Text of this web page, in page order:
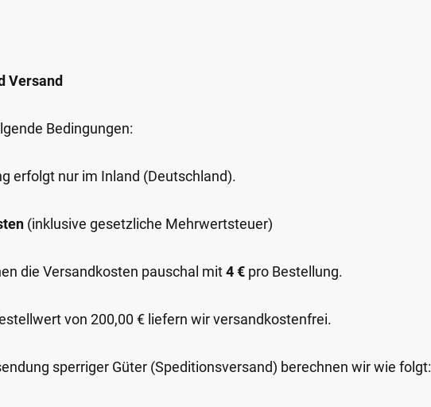
Versand
Bedingungen:
erfolgt nur im Inland (Deutschland).
(inklusive gesetzliche Mehrwertsteuer)
die Versandkosten pauschal mit4 € pro Bestellung.
von 200,00 € liefern wir versandkostenfrei.
sperriger Güter (Speditionsversand) berechnen wir wie folgt: